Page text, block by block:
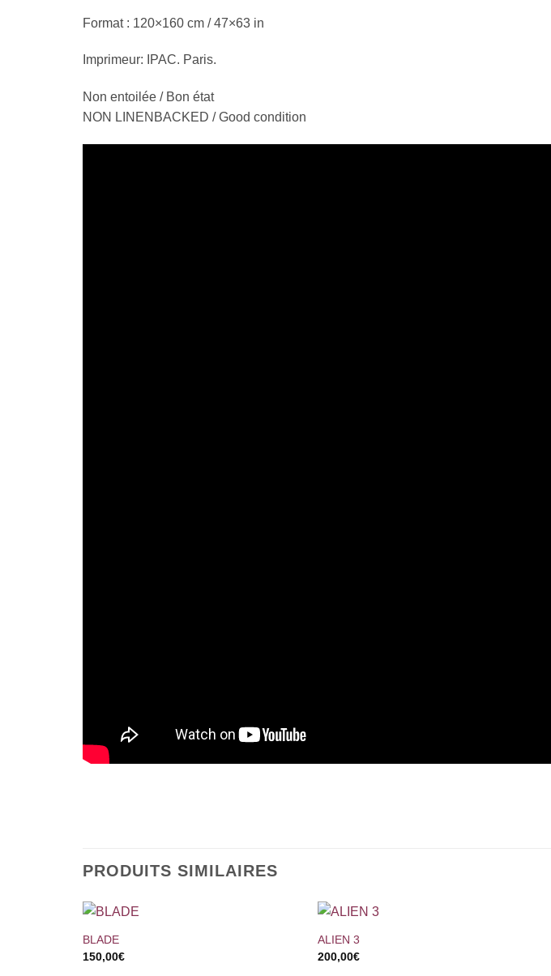
Format : 120×160 cm / 47×63 in
Imprimeur: IPAC. Paris.
Non entoilée / Bon état
NON LINENBACKED / Good condition
PRODUITS SIMILAIRES
+
BLADE
150,00€
+
ALIEN 3
200,00€